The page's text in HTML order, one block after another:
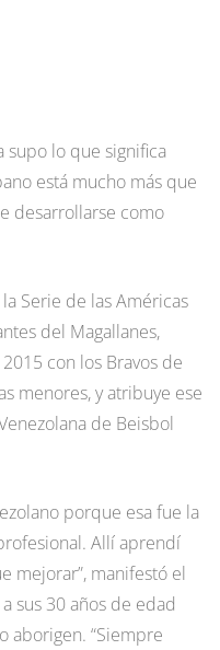
supo lo que significa
está mucho más que
desarrollarse como
Serie de las Américas
del Magallanes,
con los Bravos de
menores, y atribuye ese
de Beisbol
porque esa fue la
Allí aprendí
mejorar”, manifestó el
sus 30 años de edad
aborigen. “Siempre